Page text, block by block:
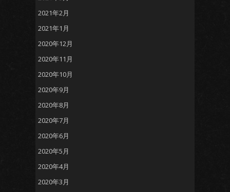
2021年2月
2021年1月
2020年12月
2020年11月
2020年10月
2020年9月
2020年8月
2020年7月
2020年6月
2020年5月
2020年4月
2020年3月